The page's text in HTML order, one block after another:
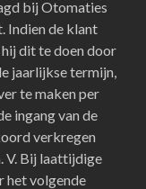
bij Otomaties
Indien de klant
dit te doen door
jaarlijkse termijn,
te maken per
ingang van de
verkregen
V. Bij laattijdige
het volgende